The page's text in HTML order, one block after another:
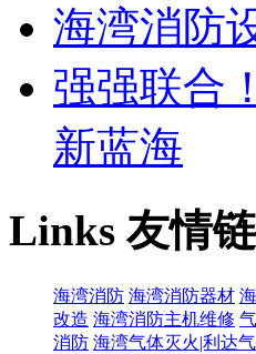
海湾消防
强强联合
新蓝海
Links友情
海湾消防 海湾消防器材
改造 海湾消防主机维修
消防 海湾气体灭火|利达